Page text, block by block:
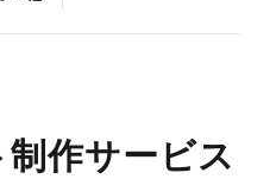
作サービス